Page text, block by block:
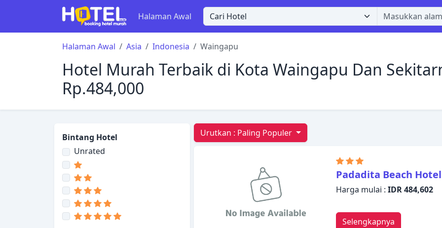
Halaman Awal
Halaman Awal Asia Indonesia Waingapu
Hotel Murah Terbaik di Kota Waingapu Dan
Rp.484,000
Bintang Hotel
Unrated
Urutkan : Paling Populer
Padadita Beach Hotel
Harga mulai :IDR 484,602
Selengkapnya